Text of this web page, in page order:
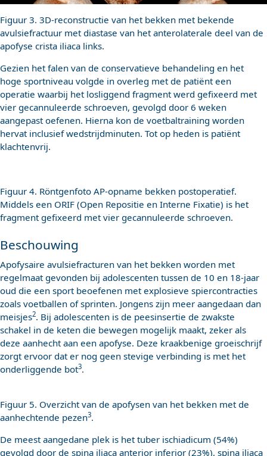
Figuur 3. 3D-reconstructie van het bekken met bekende
avulsiefractuur met diastase van het anterolaterale deel van de
apofyse crista iliaca links.
Gezien het falen van de conservatieve behandeling en het
hoge sportniveau volgde in overleg met de patiënt een
operatie waarbij het losliggend fragment werd gefixeerd met
vier gecannuleerde schroeven, gevolgd door 6 weken
aangepast oefenen. Hierna kon de voetbaltraining worden
hervat inclusief wedstrijdminuten. Tot op heden is patiënt
klachtenvrij.
Figuur 4. Röntgenfoto AP-opname bekken postoperatief.
Middels een ORIF (Open Repositie en Interne Fixatie) is het
fragment gefixeerd met vier gecannuleerde schroeven.
Beschouwing
Apofysaire avulsiefracturen van het bekken worden met
regelmaat gevonden bij adolescenten tussen de 10 en 18-jaar
oud die een sport beoefenen met explosieve spiercontracties
zoals voetballen of sprinten. Jongens zijn meer aangedaan dan
meisjes2. Bij adolescenten is de peesinsertie de zwakste
schakel in de keten die bewegen mogelijk maakt, zeker als
deze aanhecht aan een apofyse. Deze kraakbenige groeischrijf
zorgt ervoor dat er nog geen stevige verbinding is met het
onderliggende bot3.
Figuur 5. Overzicht van de apofysen van het bekken met de
aanhechtende pezen3.
De meest aangedane plek is het tuber ischiadicum (54%)
gevolgd door de spina iliaca anterior inferior (23%), spina iliaca